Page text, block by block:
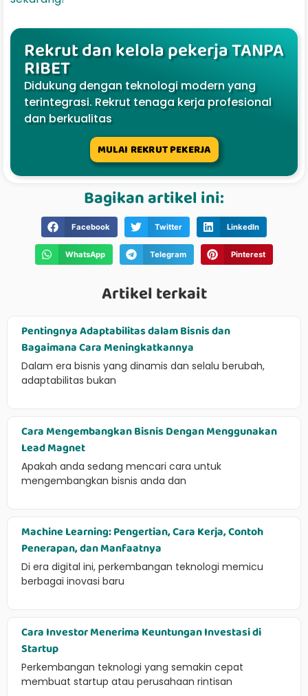
Rekrut dan kelola pekerja TANPA
RIBET
Didukung dengan teknologi modern yang
terintegrasi. Rekrut tenaga kerja profesional
dan berkualitas
MULAI REKRUT PEKERJA
Bagikan artikel ini:
Facebook Twitter LinkedIn
WhatsApp Telegram Pinterest
Artikel terkait
Pentingnya Adaptabilitas dalam Bisnis dan
Bagaimana Cara Meningkatkannya
Dalam era bisnis yang dinamis dan selalu berubah,
adaptabilitas bukan
Cara Mengembangkan Bisnis Dengan Menggunakan
Lead Magnet
Apakah anda sedang mencari cara untuk
mengembangkan bisnis anda dan
Machine Learning: Pengertian, Cara Kerja, Contoh
Penerapan, dan Manfaatnya
Di era digital ini, perkembangan teknologi memicu
berbagai inovasi baru
Cara Investor Menerima Keuntungan Investasi di
Startup
Perkembangan teknologi yang semakin cepat
membuat startup atau perusahaan rintisan